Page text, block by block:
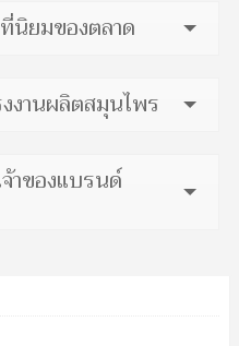
นิยมของตลาด
งานผลิตสมุนไพร
าของแบรนด์